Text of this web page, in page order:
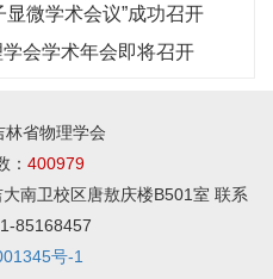
显微学术会议”成功召开
会学术年会即将召开
林省物理学会
： 400979
南卫校区唐敖庆楼B501室 联系
85168457
号-1